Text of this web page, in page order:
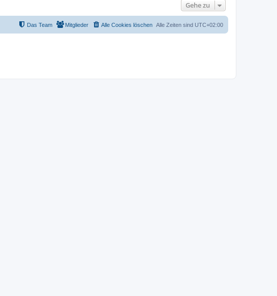
Gehe zu
Alle Zeiten sind UTC+02:00
Alle Cookies löschen
Mitglieder
Das Team